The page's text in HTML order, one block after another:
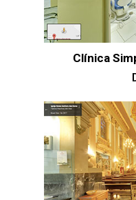
Clínica